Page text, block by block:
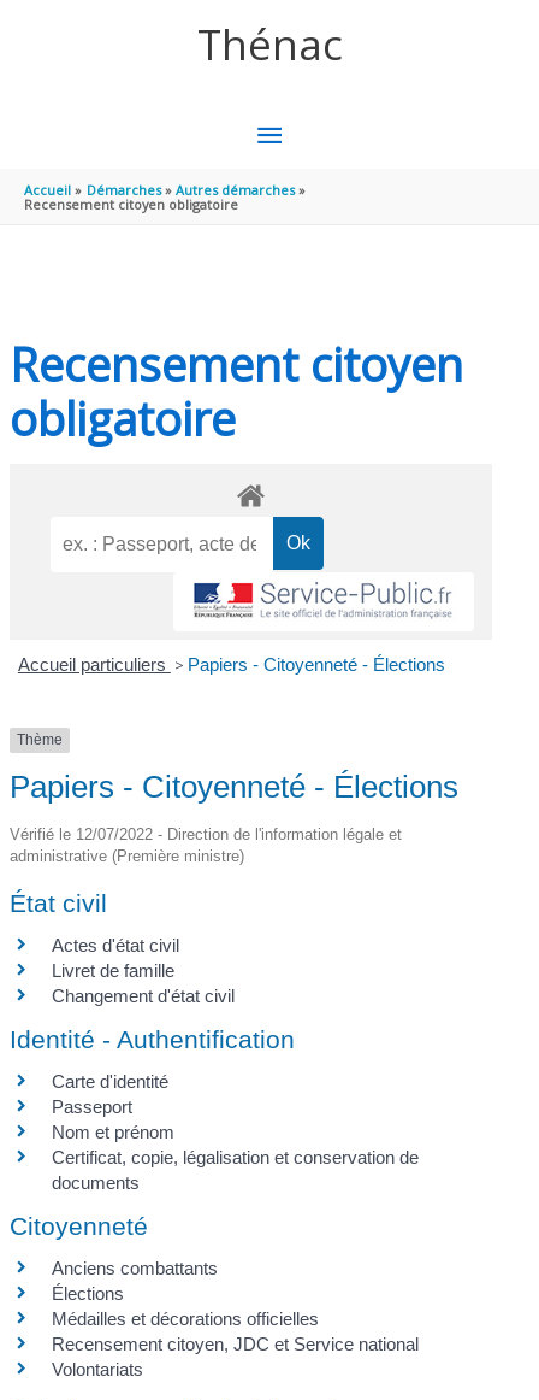
Thénac
MENU
PRINCIPAL
Accueil Démarches
Autres démarches
Recensement citoyen obligatoire
Recensement citoyen
obligatoire
Accueil particuliers > Papiers - Citoyenneté - Élections
Thème
Papiers - Citoyenneté - Élections
Vérifié le 12/07/2022 - Direction de l'information légale et
administrative (Première ministre)
État civil
Actes d'état civil
Livret de famille
Changement d'état civil
Identité - Authentification
Carte d'identité
Passeport
Nom et prénom
Certificat, copie, légalisation et conservation de
documents
Citoyenneté
Anciens combattants
Élections
Médailles et décorations officielles
Recensement citoyen, JDC et Service national
Volontariats